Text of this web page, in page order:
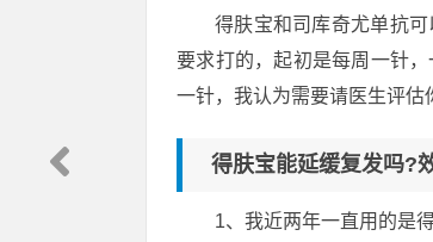
得肤宝和司库奇尤单抗
要求打的，起初是每周一针
一针，我认为需要请医生评估
得肤宝能延缓复发吗?
1、我近两年一直用的是